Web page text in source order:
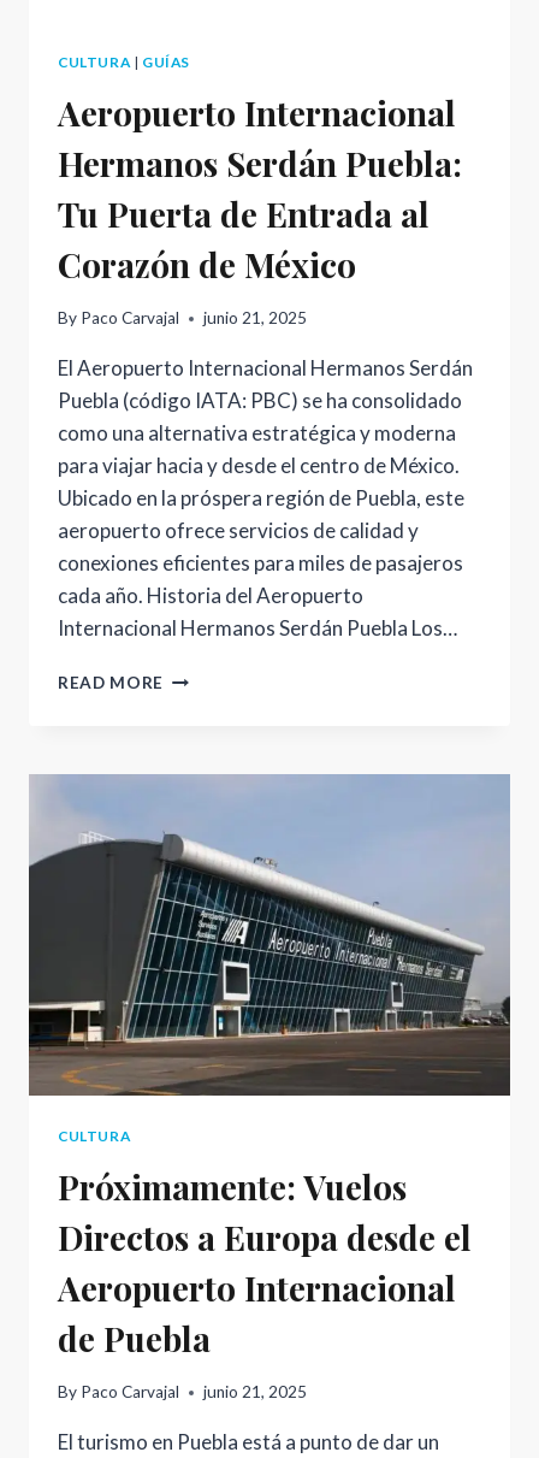
CULTURA | GUÍAS
Aeropuerto Internacional
Hermanos Serdán Puebla:
Tu Puerta de Entrada al
Corazón de México
By Paco Carvajal junio 21, 2025
El Aeropuerto Internacional Hermanos Serdán
Puebla (código IATA: PBC) se ha consolidado
como una alternativa estratégica y moderna
para viajar hacia y desde el centro de México.
Ubicado en la próspera región de Puebla, este
aeropuerto ofrece servicios de calidad y
conexiones eficientes para miles de pasajeros
cada año. Historia del Aeropuerto
Internacional Hermanos Serdán Puebla Los…
READ MORE AEROPUERTO
PUEBLA:
PUERTA
DE
ENTRADA
AL
CORAZÓN
DE
MÉXICO
CULTURA
Próximamente: Vuelos
Directos a Europa desde el
Aeropuerto Internacional
de Puebla
By Paco Carvajal junio 21, 2025
El turismo en Puebla está a punto de dar un